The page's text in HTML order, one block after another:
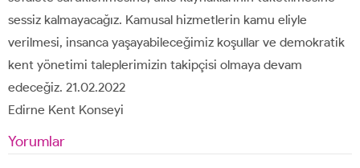
sessiz kalmayacağız. Kamusal hizmetlerin kamu eliyle
verilmesi, insanca yaşayabileceğimiz koşullar ve demokratik
kent yönetimi taleplerimizin takipçisi olmaya devam
edeceğiz. 21.02.2022
Edirne Kent Konseyi
Yorumlar